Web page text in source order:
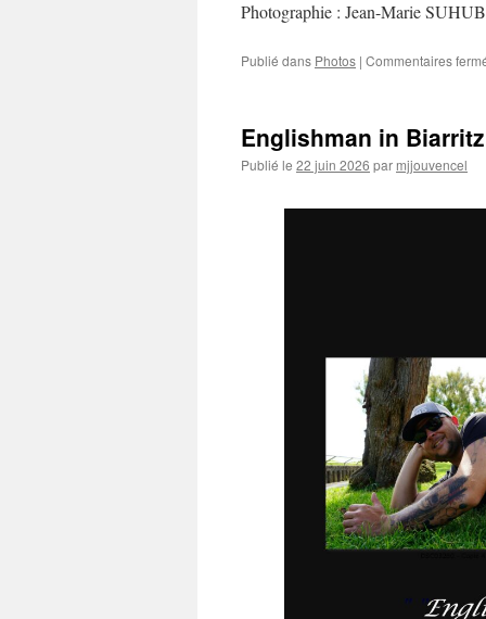
Photographie : Jean-Marie
Publié dans Photos | Commentaires
Englishman in
Publié le 22 juin 2026 par mjjouvencel